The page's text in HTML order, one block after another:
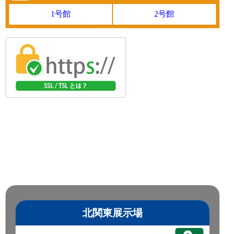
2026-07-27
今週も元気にスタートしました。
天気は急な雷雨があるかも!?
●本日ご紹介車両●
【商品番号:14460】トレーラーセット H20 ギガ PTO付 東急
製 傾斜台車 傾斜角度 34°/39.5°/45.5°
☎0120-98-1457 営業担当:遠山
☎0120-93-8833 営業担当:児玉
「HP見て」とお伝えいただけるとスムーズです❗
1号館 2号館
北関東展示場